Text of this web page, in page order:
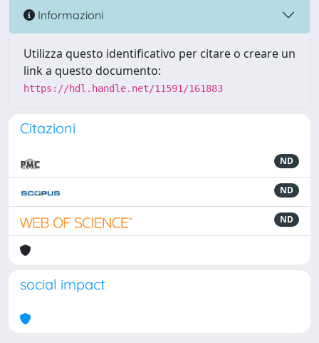
Informazioni
Utilizza questo identificativo per citare o creare un
link a questo documento:
https://hdl.handle.net/11591/161883
Citazioni
ND
ND
ND
social impact